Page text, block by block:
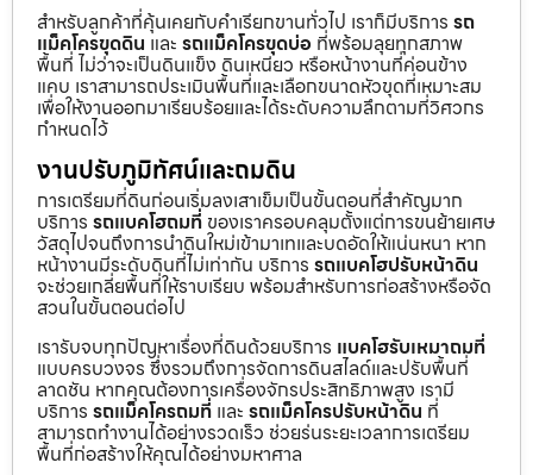
สำหรับลูกค้าที่คุ้นเคยกับคำเรียกขานทั่วไป เราก็มีบริการ รถ
แม็คโครขุดดิน และ รถแม็คโครขุดบ่อ ที่พร้อมลุยทุกสภาพ
พื้นที่ ไม่ว่าจะเป็นดินแข็ง ดินเหนียว หรือหน้างานที่ค่อนข้าง
แคบ เราสามารถประเมินพื้นที่และเลือกขนาดหัวขุดที่เหมาะสม
เพื่อให้งานออกมาเรียบร้อยและได้ระดับความลึกตามที่วิศวกร
กำหนดไว้
งานปรับภูมิทัศน์และถมดิน
การเตรียมที่ดินก่อนเริ่มลงเสาเข็มเป็นขั้นตอนที่สำคัญมาก
บริการ รถแบคโฮถมที่ ของเราครอบคลุมตั้งแต่การขนย้ายเศษ
วัสดุไปจนถึงการนำดินใหม่เข้ามาเทและบดอัดให้แน่นหนา หาก
หน้างานมีระดับดินที่ไม่เท่ากัน บริการ รถแบคโฮปรับหน้าดิน
จะช่วยเกลี่ยพื้นที่ให้ราบเรียบ พร้อมสำหรับการก่อสร้างหรือจัด
สวนในขั้นตอนต่อไป
เรารับจบทุกปัญหาเรื่องที่ดินด้วยบริการ แบคโฮรับเหมาถมที่
แบบครบวงจร ซึ่งรวมถึงการจัดการดินสไลด์และปรับพื้นที่
ลาดชัน หากคุณต้องการเครื่องจักรประสิทธิภาพสูง เรามี
บริการ รถแม็คโครถมที่ และ รถแม็คโครปรับหน้าดิน ที่
สามารถทำงานได้อย่างรวดเร็ว ช่วยร่นระยะเวลาการเตรียม
พื้นที่ก่อสร้างให้คุณได้อย่างมหาศาล